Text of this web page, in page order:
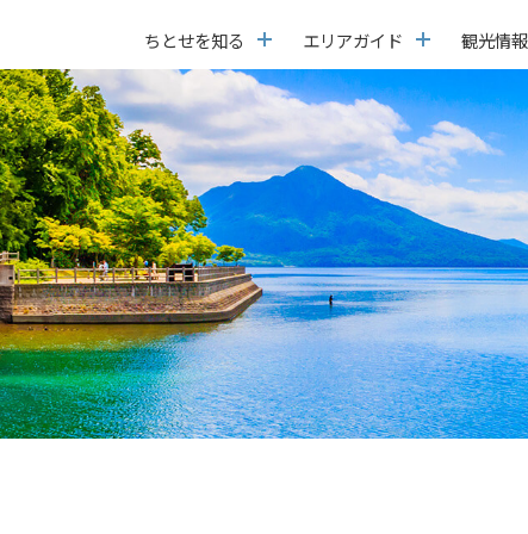
ちとせを知る エリアガイド 観光情報